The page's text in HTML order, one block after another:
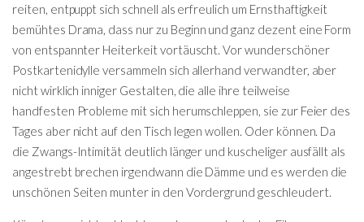
reiten, entpuppt sich schnell als erfreulich um Ernsthaftigkeit
bemühtes Drama, dass nur zu Beginn und ganz dezent eine Form
von entspannter Heiterkeit vortäuscht. Vor wunderschöner
Postkartenidylle versammeln sich allerhand verwandter, aber
nicht wirklich inniger Gestalten, die alle ihre teilweise
handfesten Probleme mit sich herumschleppen, sie zur Feier des
Tages aber nicht auf den Tisch legen wollen. Oder können. Da
die Zwangs-Intimität deutlich länger und kuscheliger ausfällt als
angestrebt brechen irgendwann die Dämme und es werden die
unschönen Seiten munter in den Vordergrund geschleudert.